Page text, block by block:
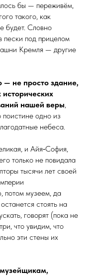
бы — переживём,
такого, как
будет. Словно
пески под прицелом
Кремля — другие
— не просто здание,
исторических
нашей веры,
поистине одно из
небеса.
и Айя‑София,
только не повидала
тысячи лет своей
потом музеем, да
стоять на
говорят (пока не
что увидим, что
эти стены их